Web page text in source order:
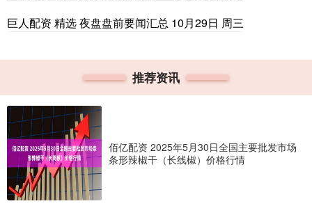
巨人配资 精选 夜盘盘前要闻汇总 10月29日 周三
推荐资讯
佰亿配资 2025年5月30日全国主要批发市场
条形辣椒干（长线椒）价格行情